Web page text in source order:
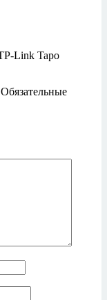
Link Tapo
Обязательные